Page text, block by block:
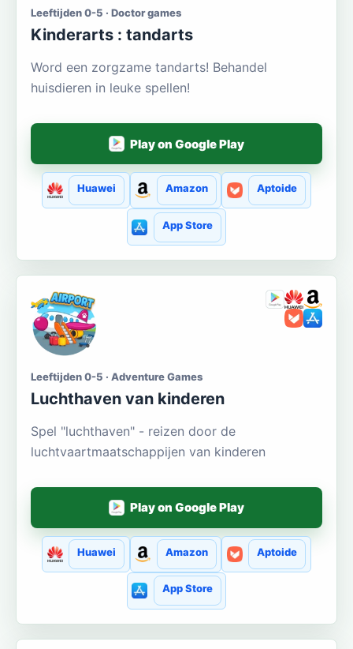
Leeftijden 0-5 · Doctor games
Kinderarts : tandarts
Word een zorgzame tandarts! Behandel
huisdieren in leuke spellen!
Play on Google Play
Huawei Amazon Aptoide
App Store
Leeftijden 0-5 · Adventure Games
Luchthaven van kinderen
Spel "luchthaven" - reizen door de
luchtvaartmaatschappijen van kinderen
Play on Google Play
Huawei Amazon Aptoide
App Store